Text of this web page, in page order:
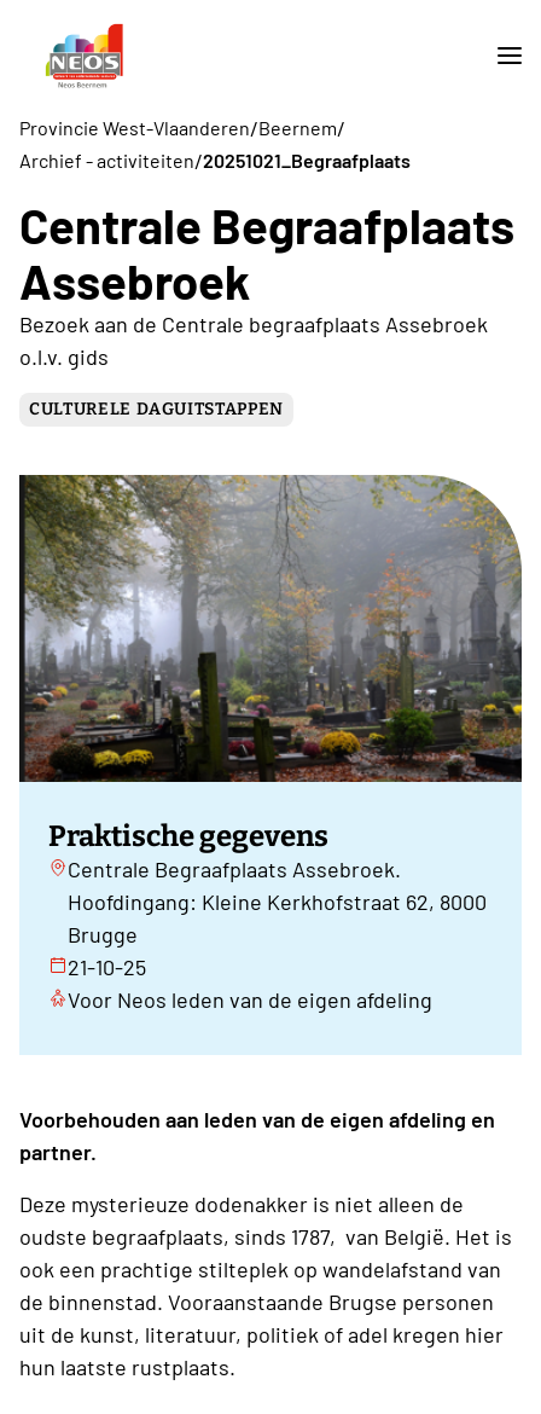
Provincie West-Vlaanderen/Beernem/
Archief - activiteiten/20251021_Begraafplaats
Centrale Begraafplaats
Assebroek
Bezoek aan de Centrale begraafplaats Assebroek
o.l.v. gids
CULTURELE DAGUITSTAPPEN
Praktische gegevens
Centrale Begraafplaats Assebroek.
Hoofdingang: Kleine Kerkhofstraat 62, 8000
Brugge
21-10-25
Voor Neos leden van de eigen afdeling
Voorbehouden aan leden van de eigen afdeling en
partner.
Deze mysterieuze dodenakker is niet alleen de
oudste begraafplaats, sinds 1787, van België. Het is
ook een prachtige stilteplek op wandelafstand van
de binnenstad. Vooraanstaande Brugse personen
uit de kunst, literatuur, politiek of adel kregen hier
hun laatste rustplaats.